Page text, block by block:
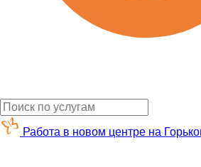
Работа в новом центре на